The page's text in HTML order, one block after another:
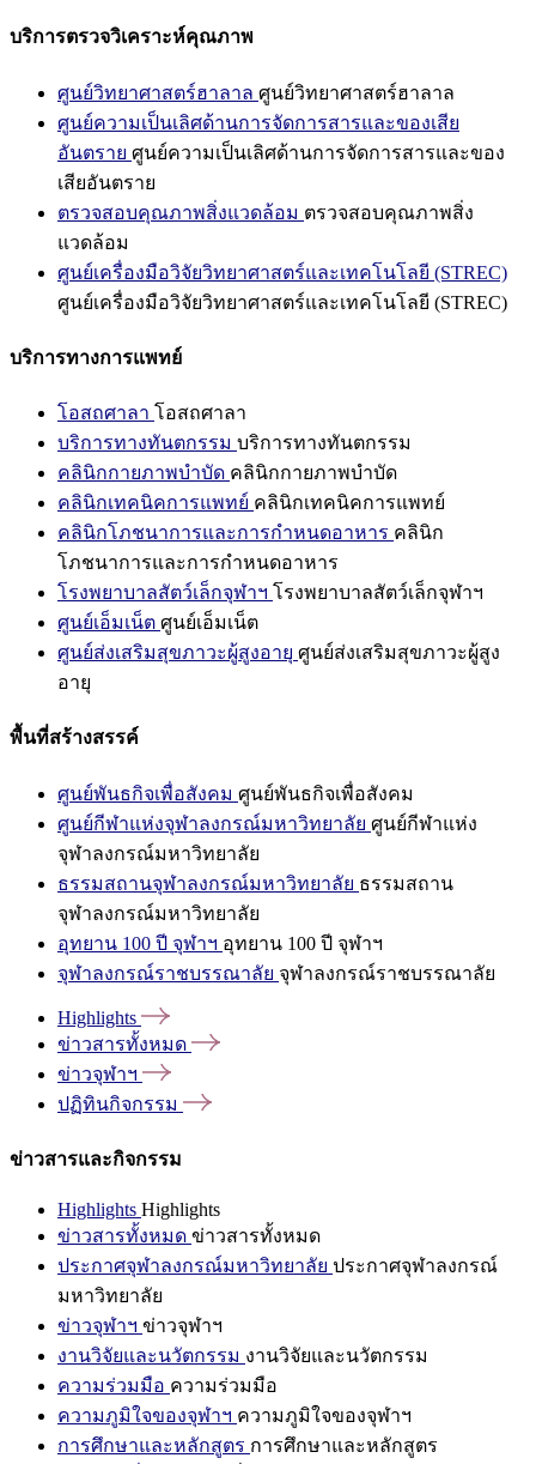
บริการตรวจวิเคราะห์คุณภาพ
ศูนย์วิทยาศาสตร์ฮาลาล ศูนย์วิทยาศาสตร์ฮาลาล
ศูนย์ความเป็นเลิศด้านการจัดการสารและของเสีย
อันตราย ศูนย์ความเป็นเลิศด้านการจัดการสารและของ
เสียอันตราย
ตรวจสอบคุณภาพสิ่งแวดล้อม ตรวจสอบคุณภาพสิ่ง
แวดล้อม
ศูนย์เครื่องมือวิจัยวิทยาศาสตร์และเทคโนโลยี (STREC)
ศูนย์เครื่องมือวิจัยวิทยาศาสตร์และเทคโนโลยี (STREC)
บริการทางการแพทย์
โอสถศาลา โอสถศาลา
บริการทางทันตกรรม บริการทางทันตกรรม
คลินิกกายภาพบำบัด คลินิกกายภาพบำบัด
คลินิกเทคนิคการแพทย์ คลินิกเทคนิคการแพทย์
คลินิกโภชนาการและการกำหนดอาหาร คลินิก
โภชนาการและการกำหนดอาหาร
โรงพยาบาลสัตว์เล็กจุฬาฯ โรงพยาบาลสัตว์เล็กจุฬาฯ
ศูนย์เอ็มเน็ต ศูนย์เอ็มเน็ต
ศูนย์ส่งเสริมสุขภาวะผู้สูงอายุ ศูนย์ส่งเสริมสุขภาวะผู้สูง
อายุ
พื้นที่สร้างสรรค์
ศูนย์พันธกิจเพื่อสังคม ศูนย์พันธกิจเพื่อสังคม
ศูนย์กีฬาแห่งจุฬาลงกรณ์มหาวิทยาลัย ศูนย์กีฬาแห่ง
จุฬาลงกรณ์มหาวิทยาลัย
ธรรมสถานจุฬาลงกรณ์มหาวิทยาลัย ธรรมสถาน
จุฬาลงกรณ์มหาวิทยาลัย
อุทยาน 100 ปี จุฬาฯ อุทยาน 100 ปี จุฬาฯ
จุฬาลงกรณ์ราชบรรณาลัย จุฬาลงกรณ์ราชบรรณาลัย
Highlights
ข่าวสารทั้งหมด
ข่าวจุฬาฯ
ปฏิทินกิจกรรม
ข่าวสารและกิจกรรม
Highlights Highlights
ข่าวสารทั้งหมด ข่าวสารทั้งหมด
ประกาศจุฬาลงกรณ์มหาวิทยาลัย ประกาศจุฬาลงกรณ์
มหาวิทยาลัย
ข่าวจุฬาฯ ข่าวจุฬาฯ
งานวิจัยและนวัตกรรม งานวิจัยและนวัตกรรม
ความร่วมมือ ความร่วมมือ
ความภูมิใจของจุฬาฯ ความภูมิใจของจุฬาฯ
การศึกษาและหลักสูตร การศึกษาและหลักสูตร